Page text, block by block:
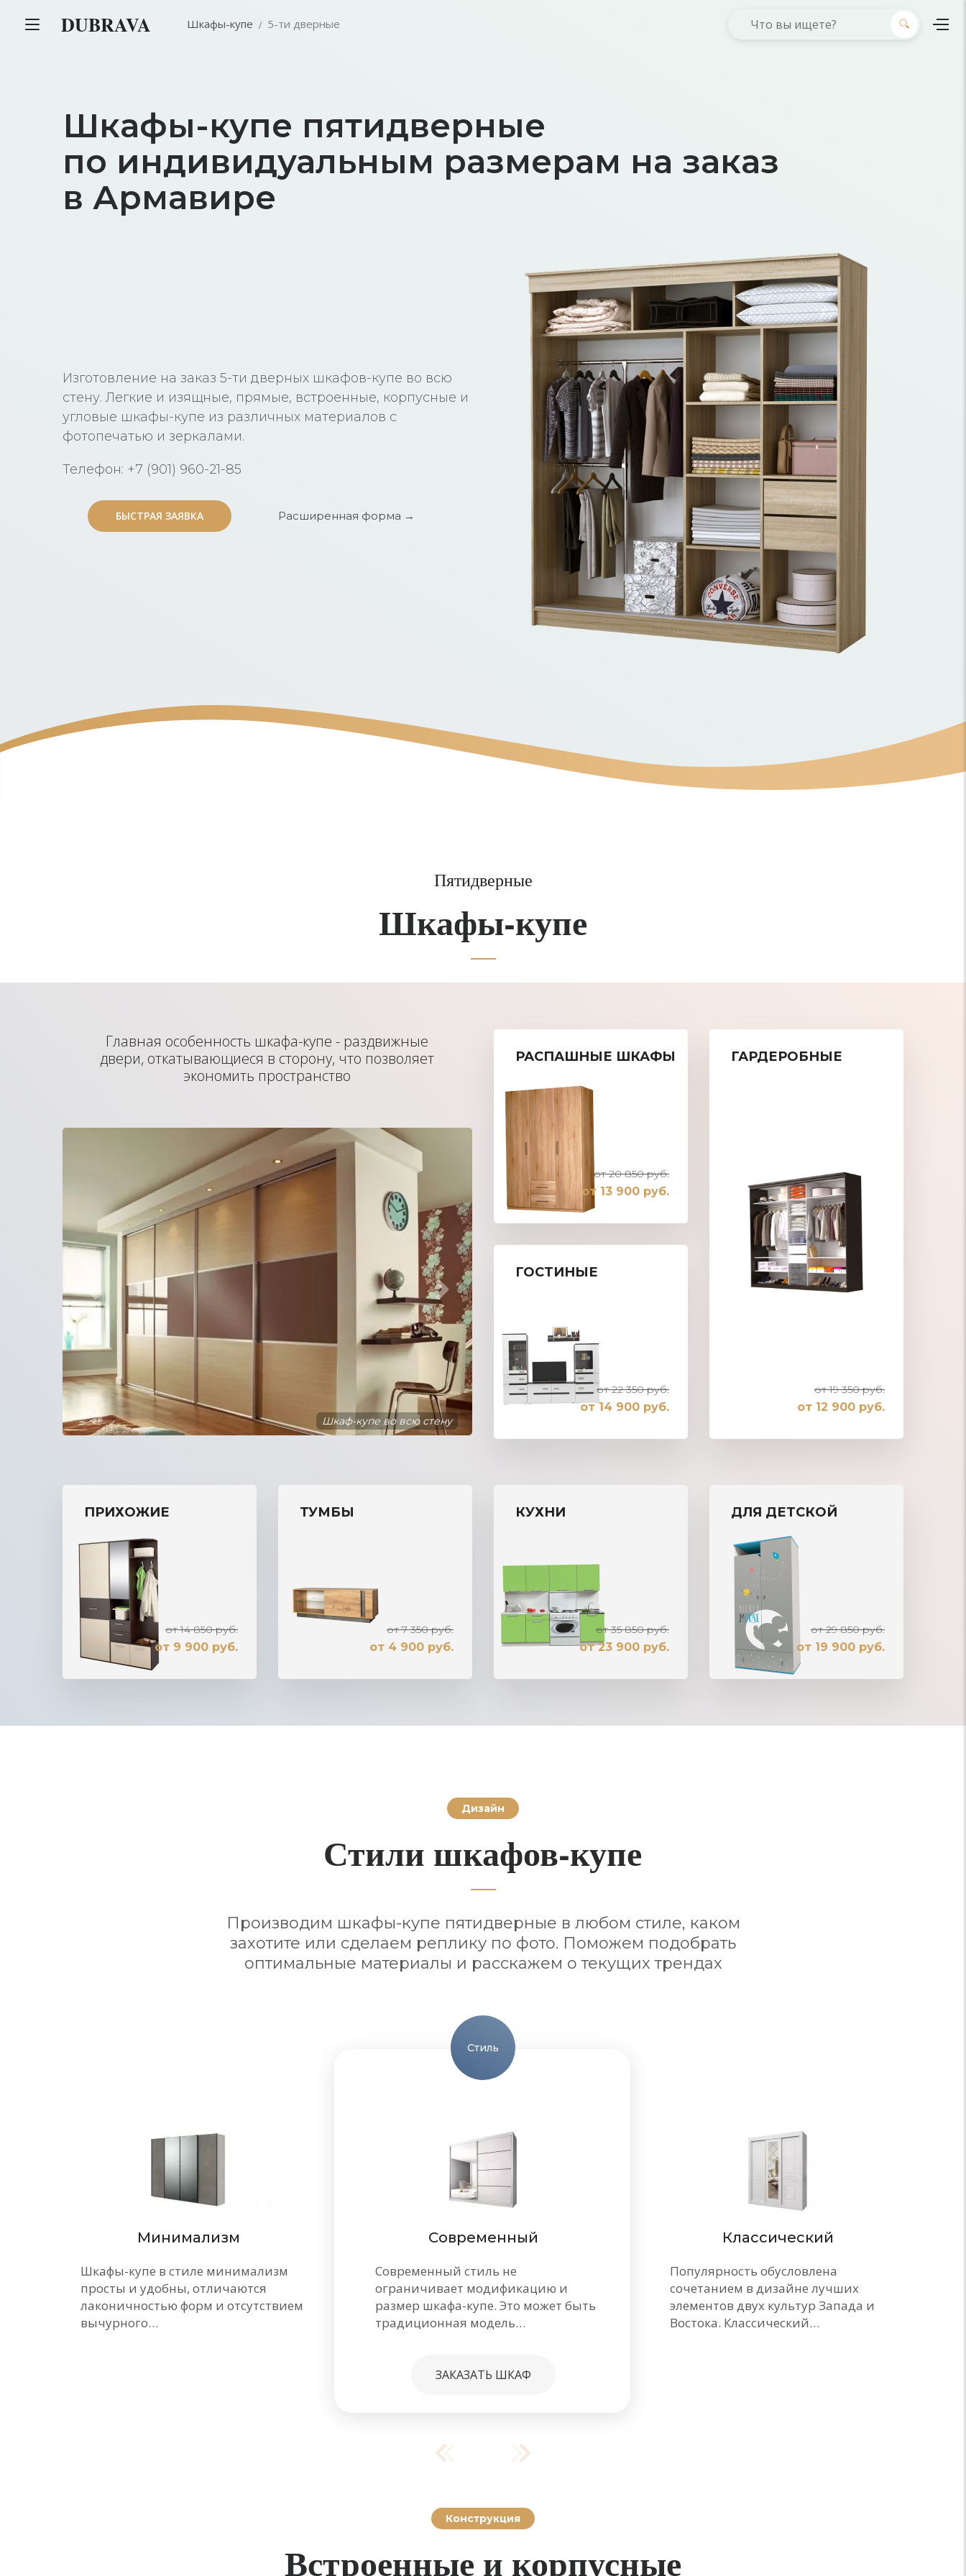
Шкафы-купе пятидверные
по индивидуальным размерам на заказ
в Армавире
Изготовление на заказ 5-ти дверных шкафов-купе во всю
стену. Легкие и изящные, прямые, встроенные, корпусные и
угловые шкафы-купе из различных материалов с
фотопечатью и зеркалами.
Телефон: +7 (901) 960-21-85
БЫСТРАЯ ЗАЯВКА
БЫСТРАЯ ЗАЯВКА Расширенная форма →
Пятидверные
Шкафы-купе
Главная особенность шкафа-купе - раздвижные
двери, откатывающиеся в сторону, что позволяет
экономить пространство
Шкаф-купе во всю стену
РАСПАШНЫЕ ШКАФЫ
от 20 850 руб.
от 13 900 руб.
ГОСТИНЫЕ
от 22 350 руб.
от 14 900 руб.
ГАРДЕРОБНЫЕ
от 19 350 руб.
от 12 900 руб.
ПРИХОЖИЕ
от 14 850 руб.
от 9 900 руб.
ТУМБЫ
от 7 350 руб.
от 4 900 руб.
КУХНИ
от 35 850 руб.
от 23 900 руб.
ДЛЯ ДЕТСКОЙ
от 29 850 руб.
от 19 900 руб.
Дизайн
Стили шкафов-купе
Производим шкафы-купе пятидверные в любом стиле, каком
захотите или сделаем реплику по фото. Поможем подобрать
оптимальные материалы и расскажем о текущих трендах
Минимализм
Шкафы-купе в стиле минимализм
просты и удобны, отличаются
лаконичностью форм и отсутствием
вычурного…
Стиль
Современный
Современный стиль не
ограничивает модификацию и
размер шкафа-купе. Это может быть
традиционная модель…
ЗАКАЗАТЬ ШКАФ
Классический
Популярность обусловлена
сочетанием в дизайне лучших
элементов двух культур Запада и
Востока. Классический…
Конструкция
Встроенные и корпусные
DUBRAVA Шкафы-купе 5-ти дверные